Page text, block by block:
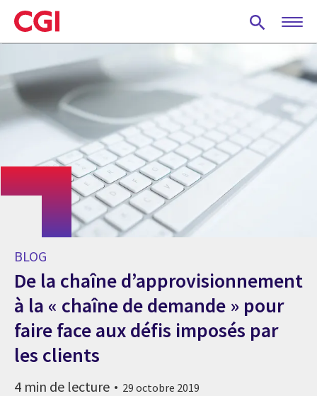
Skip
to
main
BLOG
De la chaîne d’approvisionnement
à la « chaîne de demande » pour
faire face aux défis imposés par
les clients
4 min de lecture 29 octobre 2019